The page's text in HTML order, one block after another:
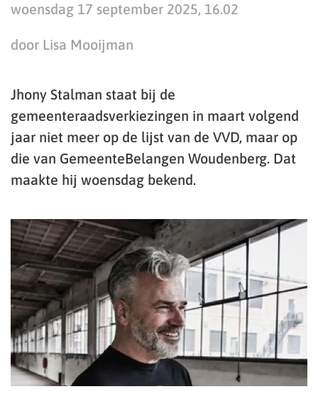
woensdag 17 september 2025, 16.02
door Lisa Mooijman
Jhony Stalman staat bij de
gemeenteraadsverkiezingen in maart volgend
jaar niet meer op de lijst van de VVD, maar op
die van GemeenteBelangen Woudenberg. Dat
maakte hij woensdag bekend.